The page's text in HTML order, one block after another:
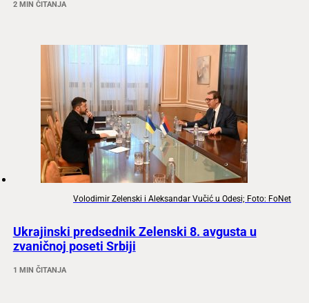
2 MIN ČITANJA
Volodimir Zelenski i Aleksandar Vučić u Odesi; Foto: FoNet
Ukrajinski predsednik Zelenski 8. avgusta u
zvaničnoj poseti Srbiji
1 MIN ČITANJA